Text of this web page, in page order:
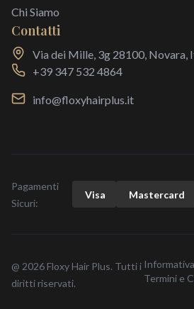
Chi Siamo
Contatti
Via dei Mille, 3g 28100, Novara,
+39 347 532 4864
info@floxyhairplus.it
Pagamenti
Sicuri:
Visa Mastercard
@ 2026 Floxy Hair Plus. Tutti i
diritti riservati.
Termini e